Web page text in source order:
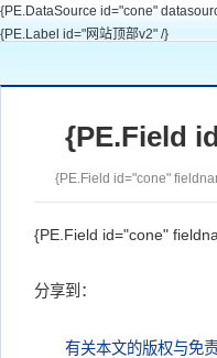
{PE.DataSource id="cone"
{PE.Label id="网站顶部v2" /}
{PE.Field
{PE.Field id="cone"
{PE.Field id="cone"
分享到：
有关本文的版权与免